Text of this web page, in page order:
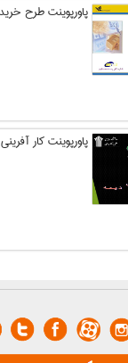
پاورپوینت طرح
پاورپوینت کار آفرینی